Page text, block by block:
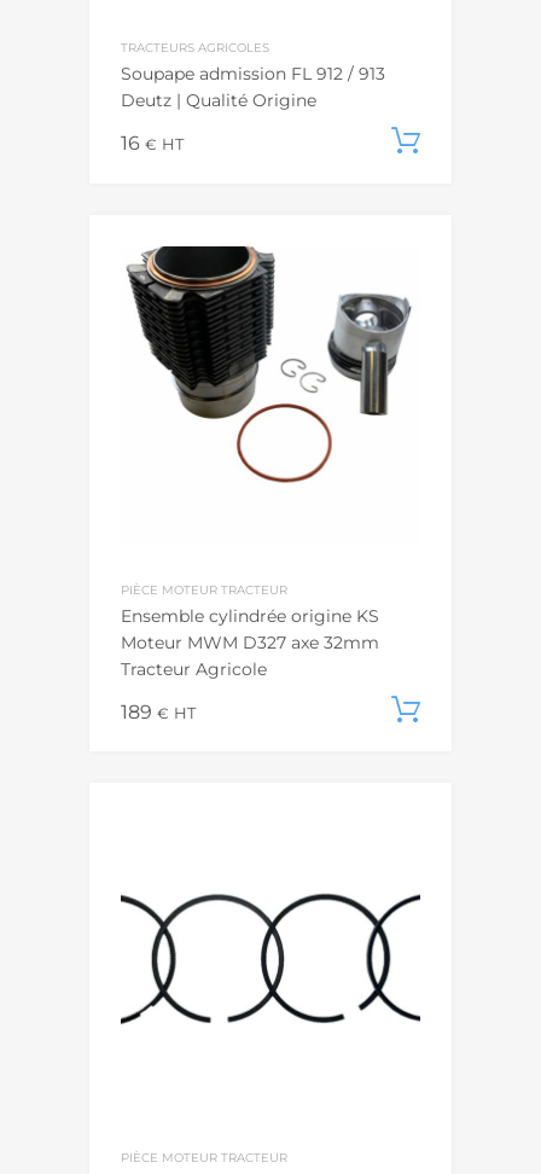
TRACTEURS AGRICOLES
Soupape admission FL 912 / 913
Deutz | Qualité Origine
16 € HT
PIÈCE MOTEUR TRACTEUR
Ensemble cylindrée origine KS
Moteur MWM D327 axe 32mm
Tracteur Agricole
189 € HT
PIÈCE MOTEUR TRACTEUR